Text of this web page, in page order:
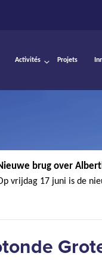
Activités Projets
brug over
vrijdag 17 juni is de